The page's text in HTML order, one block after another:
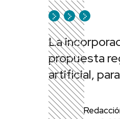
La
propuesta
artificial,